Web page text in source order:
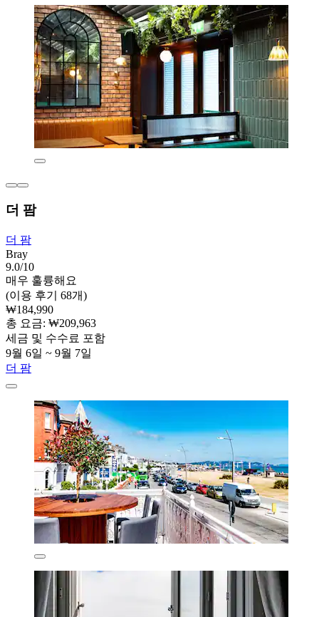
더 팜
더 팜
Bray
9.0/10
매우 훌륭해요
(이용 후기 68개)
₩184,990
총 요금: ₩209,963
세금 및 수수료 포함
9월 6일 ~ 9월 7일
더 팜